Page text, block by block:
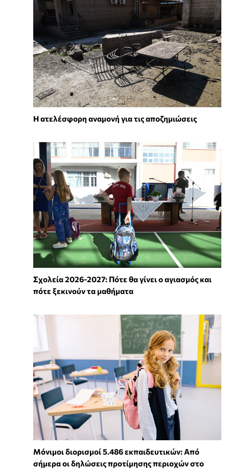
Η ατελέσφορη αναμονή για τις αποζημιώσεις
Σχολεία 2026-2027: Πότε θα γίνει ο αγιασμός και
πότε ξεκινούν τα μαθήματα
Μόνιμοι διορισμοί 5.486 εκπαιδευτικών: Από
σήμερα οι δηλώσεις προτίμησης περιοχών στο